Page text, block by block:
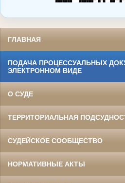
ГЛАВНАЯ
ПОДАЧА ПРОЦЕССУАЛЬНЫХ
ЭЛЕКТРОННОМ ВИДЕ
О СУДЕ
ТЕРРИТОРИАЛЬНАЯ
СУДЕЙСКОЕ СООБЩЕСТВО
НОРМАТИВНЫЕ АКТЫ